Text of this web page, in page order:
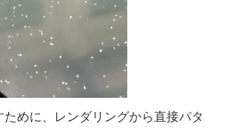
めに、レンダリングから直接パタ